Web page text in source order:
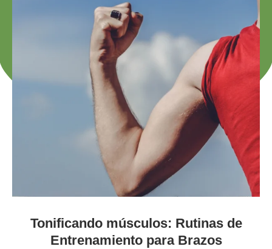
Tonificando músculos: Rutinas de
Entrenamiento para Brazos